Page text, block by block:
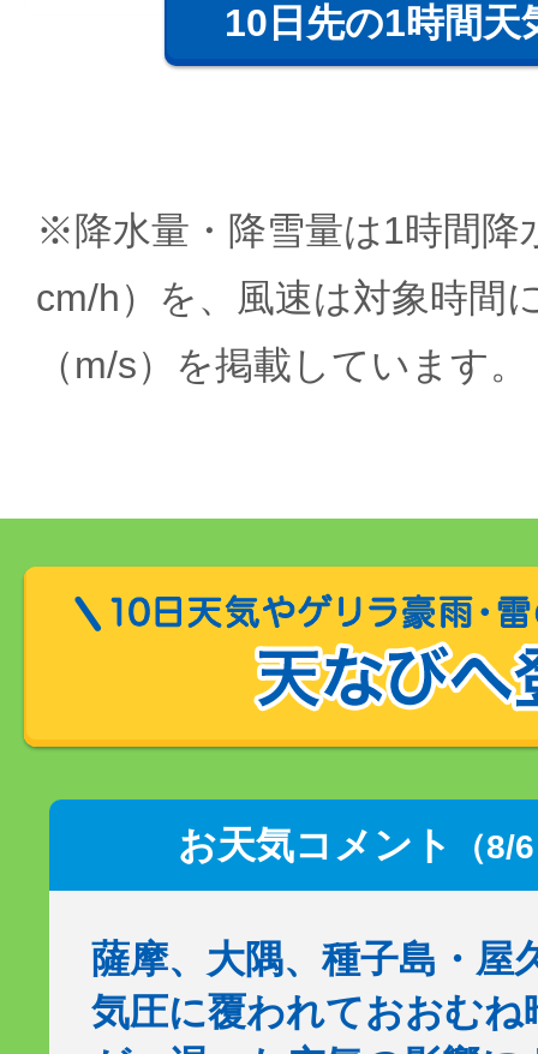
10日先の1時間天
※降水量・降雪量は1時間降
cm/h）を、風速は対象時間
（m/s）を掲載しています。
お天気コメント （8/
薩摩、大隅、種子島・屋
気圧に覆われておおむね